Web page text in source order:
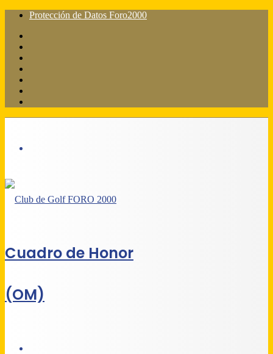
Protección de Datos Foro2000
Cuadro de Honor
(OM)